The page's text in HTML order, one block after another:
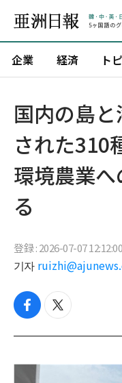
企業 経済 ト
国内の島
された310
環境農業
る
登録 : 2026-07-07 12:12:00
기자
f
c
b
t
i
t